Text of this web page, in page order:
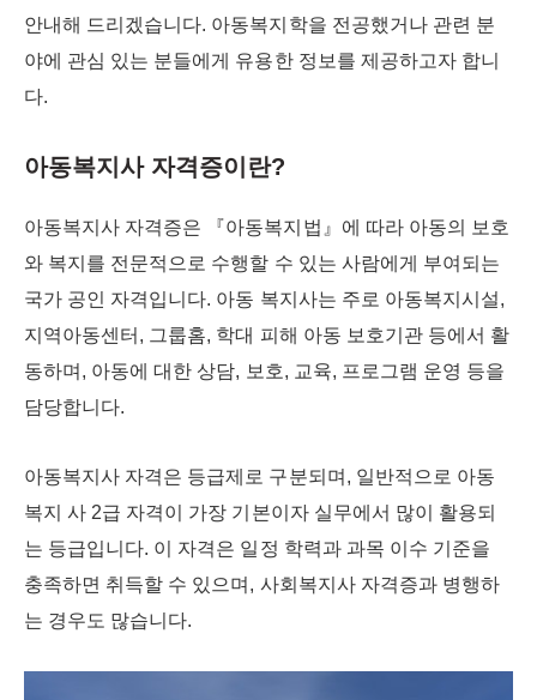
안내해 드리겠습니다. 아동복지학을 전공했거나 관련 분
야에 관심 있는 분들에게 유용한 정보를 제공하고자 합니
다.
아동복지사 자격증이란?
아동복지사 자격증은 『아동복지법』에 따라 아동의 보호
와 복지를 전문적으로 수행할 수 있는 사람에게 부여되는
국가 공인 자격입니다. 아동 복지사는 주로 아동복지시설,
지역아동센터, 그룹홈, 학대 피해 아동 보호기관 등에서 활
동하며, 아동에 대한 상담, 보호, 교육, 프로그램 운영 등을
담당합니다.
아동복지사 자격은 등급제로 구분되며, 일반적으로 아동
복지 사 2급 자격이 가장 기본이자 실무에서 많이 활용되
는 등급입니다. 이 자격은 일정 학력과 과목 이수 기준을
충족하면 취득할 수 있으며, 사회복지사 자격증과 병행하
는 경우도 많습니다.